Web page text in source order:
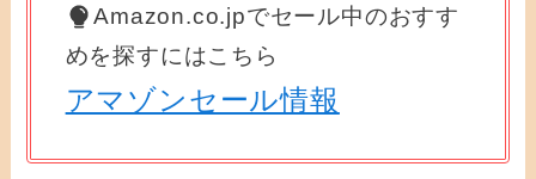
Amazon.co.jpでセール中のおすす
めを探すにはこちら
アマゾンセール情報